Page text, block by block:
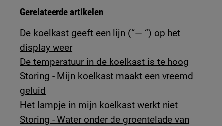
Gerelateerde artikelen
De koelkast geeft een lijn (“— “) op het
display weer
De temperatuur in de koelkast is te hoog
Storing - Mijn koelkast maakt een vreemd
geluid
Het lampje in mijn koelkast werkt niet
Storing - Water onder de groentelade van